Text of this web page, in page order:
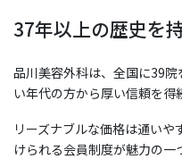
37年以上の歴史を
品川美容外科は、全国に39
い年代の方から厚い信頼を得
リーズナブルな価格は通い
けられる会員制度が魅力の一